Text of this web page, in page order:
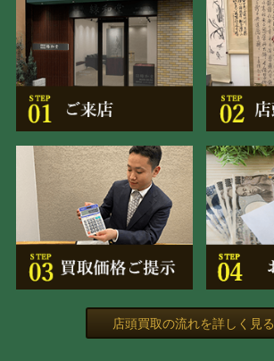
店頭買取の流れを詳しく見る